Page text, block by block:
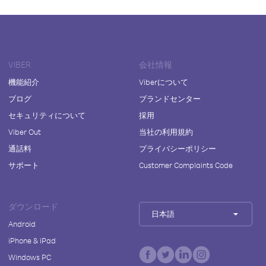
VIBER
機能紹介
ブログ
セキュリティについて
Viber Out
通話料
サポート
会社情報
Viberについて
ブランドセンター
採用
当社の利用規約
プライバシーポリシー
Customer Complaints Code
ダウンロード
Android
iPhone & iPad
Windows PC
日本語